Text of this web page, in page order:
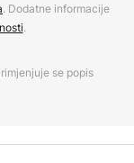
. Dodatne informacije
.
se popis